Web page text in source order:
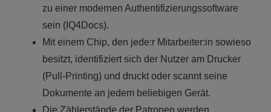
zu einer modernen Authentifizierungssoftware
sein (IQ4Docs).
Mit einem Chip, den jede:r Mitarbeiter:in sowieso
besitzt, identifiziert sich der Nutzer am Drucker
(Pull-Printing) und druckt oder scannt seine
Dokumente an jedem beliebigen Gerät.
Die Zählerstände der Patronen werden